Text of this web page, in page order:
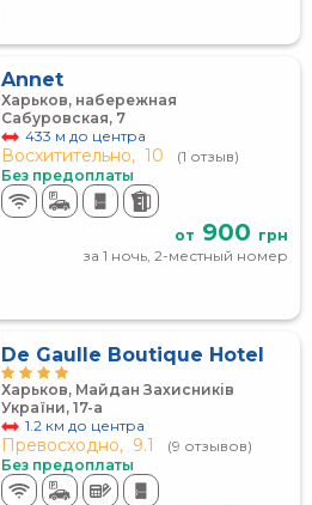
Annet
Харьков, набережная
Сабуровская, 7
433 м до центра
Восхитительно, 10
(1 отзыв)
Без предоплаты
от 900 грн
за 1 ночь, 2-местный номер
De Gaulle Boutique Hotel
Харьков, Майдан Захисників
України, 17-а
1.2 км до центра
Превосходно, 9.1
(9 отзывов)
Без предоплаты